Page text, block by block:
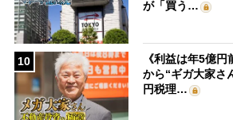
が「買う…
10
《利益は年5億
から“ギガ大家さ
円税理…